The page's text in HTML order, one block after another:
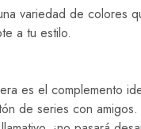
variedad de colores
a tu estilo.
es el complemento
de series con amigos.